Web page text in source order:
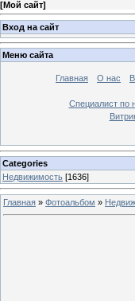
[Мой сайт]
Вход на сайт
Меню сайта
Главная О нас
Специалист по
Categories
Недвижимость [1636]
Главная » Фотоальбом »